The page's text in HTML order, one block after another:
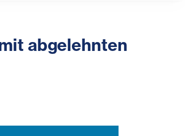
abgelehnten